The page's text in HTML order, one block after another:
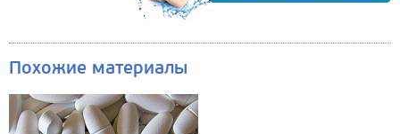
Похожие материалы